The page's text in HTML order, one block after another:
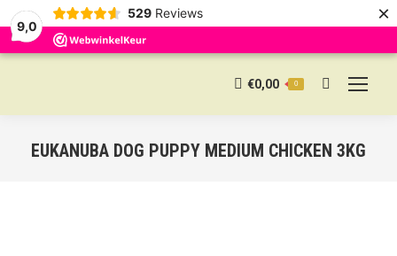
9,0
529 Reviews ×
€0,00 0 Search:
EUKANUBA DOG PUPPY MEDIUM CHICKEN 3KG